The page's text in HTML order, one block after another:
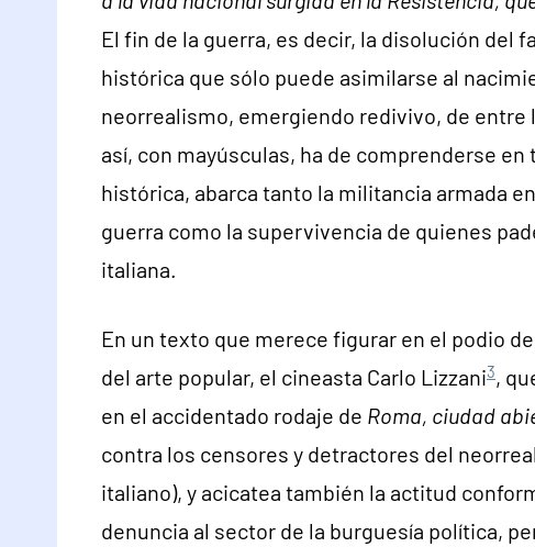
El fin de la guerra, es decir, la disolución del
histórica que sólo puede asimilarse al
neorrealismo, emergiendo redivivo, de
así, con mayúsculas, ha de comprenderse
histórica, abarca tanto la militancia armada
guerra como la supervivencia de quienes
italiana.
En un texto que merece figurar en el podio
del arte popular, el cineasta Carlo Lizzani3,
en el accidentado rodaje de Roma, ciudad
contra los censores y detractores del
italiano), y acicatea también la actitud
denuncia al sector de la burguesía política,